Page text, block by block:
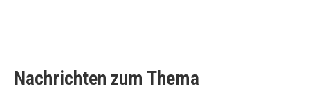
Nachrichten zum Thema